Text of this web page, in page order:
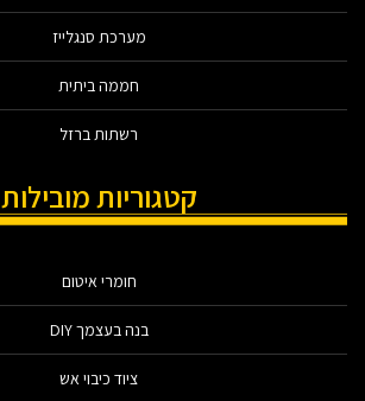
מערכת סנגלייז
חממה ביתית
רשתות ברזל
קטגוריות מובילות
חומרי איטום
בנה בעצמך DIY
ציוד כיבוי אש